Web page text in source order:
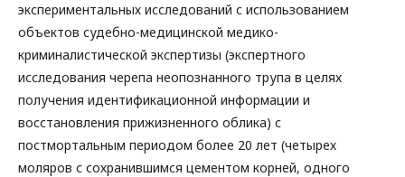
экспериментальных исследований с использованием
объектов судебно-медицинской медико-
криминалистической экспертизы (экспертного
исследования черепа неопознанного трупа в целях
получения идентификационной информации и
восстановления прижизненного облика) с
постмортальным периодом более 20 лет (четырех
моляров с сохранившимся цементом корней, одного